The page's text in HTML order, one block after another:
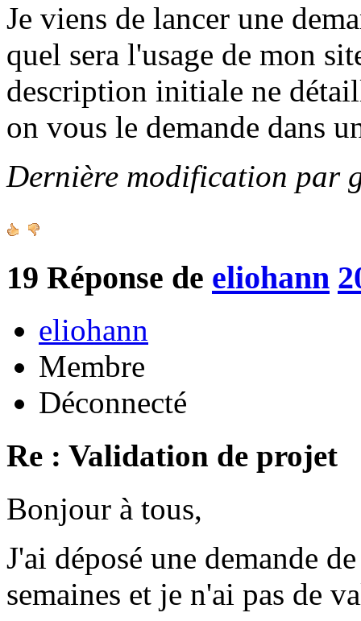
Je viens de lancer une
quel sera l'usage de mon
description initiale ne
on vous le demande dans
Dernière modification par
19 Réponse de eliohann
eliohann
Membre
Déconnecté
Re : Validation de projet
Bonjour à tous,
J'ai déposé une demande
semaines et je n'ai pas de